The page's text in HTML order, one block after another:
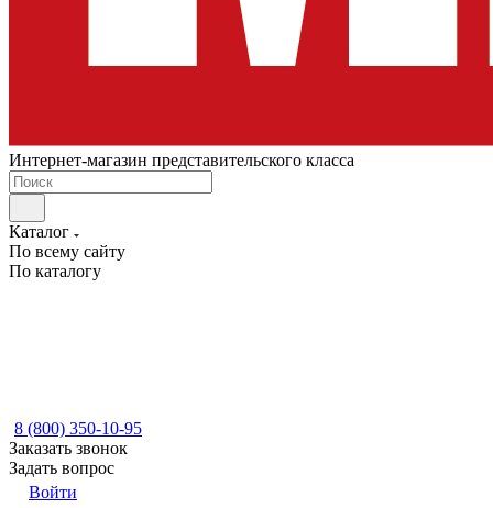
Интернет-магазин представительского класса
Каталог
По всему сайту
По каталогу
8 (800) 350-10-95
Заказать звонок
Задать вопрос
Войти